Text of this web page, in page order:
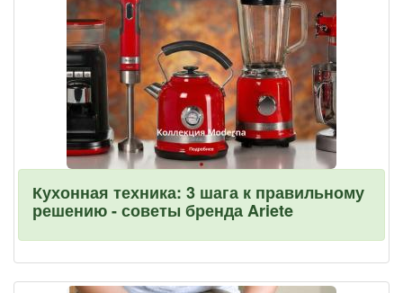
Кухонная техника: 3 шага к правильному
решению - советы бренда Ariete